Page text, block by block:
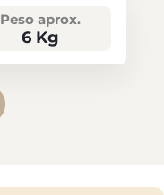
Peso aprox.
6 Kg